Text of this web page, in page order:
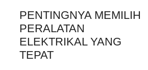
PENTINGNYA MEMILIH
PERALATAN
ELEKTRIKAL YANG
TEPAT